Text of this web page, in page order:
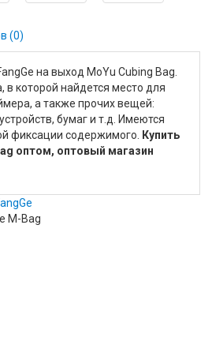
(0)
на выход MoYu Cubing Bag.
в которой найдется место для
а также прочих вещей:
бумаг и т.д. Имеются
фиксации содержимого.
Купить
оптом, оптовый магазин
M-Bag